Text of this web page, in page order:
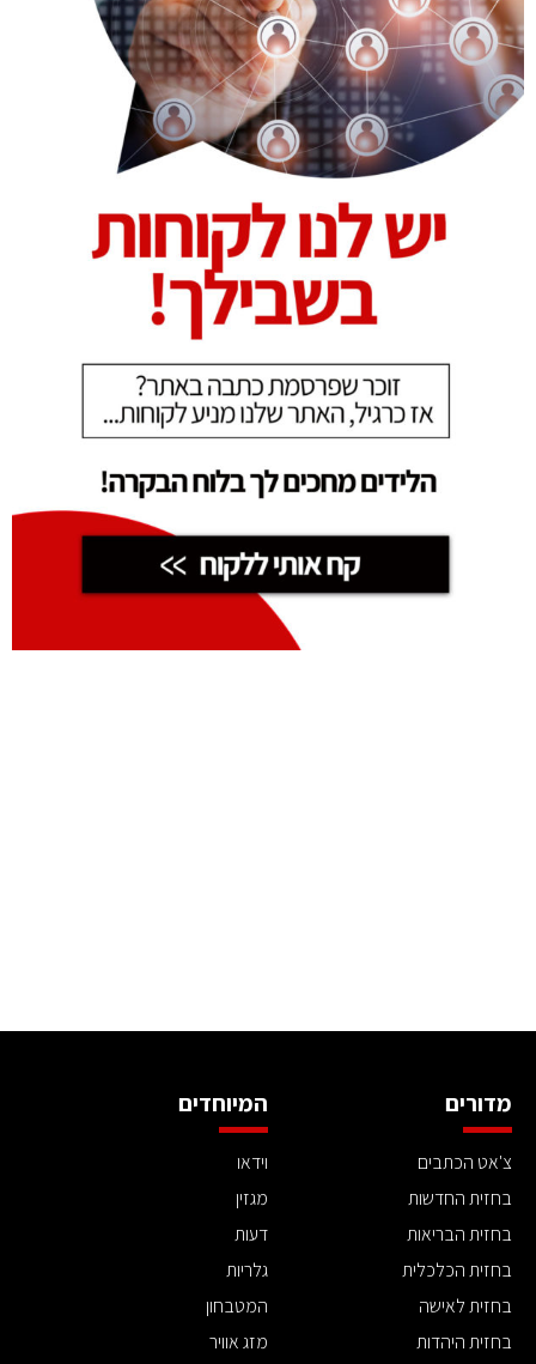
מדורים
צ'אט הכתבים
בחזית החדשות
בחזית הבריאות
בחזית הכלכלית
בחזית לאישה
בחזית היהדות
המיוחדים
וידאו
מגזין
דעות
גלריות
המטבחון
מזג אוויר